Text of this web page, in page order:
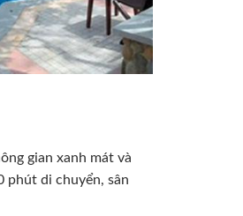
gian xanh mát và
phút di chuyển, sân